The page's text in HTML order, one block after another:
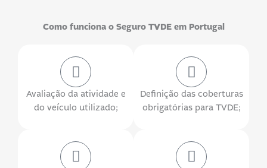
Como funciona o Seguro TVDE em Portugal
Avaliação da atividade e
do veículo utilizado;
Definição das coberturas
obrigatórias para TVDE;